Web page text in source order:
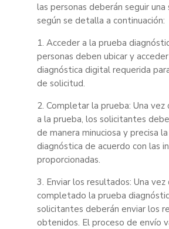
las personas deberán seguir una
según se detalla a continuación:
1. Acceder a la prueba
personas deben ubicar y
diagnóstica digital requerida
de solicitud.
2. Completar la prueba: Una vez
a la prueba, los solicitantes
de manera minuciosa y precisa
diagnóstica de acuerdo con las
proporcionadas.
3. Enviar los resultados: Una vez
completado la prueba
solicitantes deberán enviar los
obtenidos. El proceso de envío